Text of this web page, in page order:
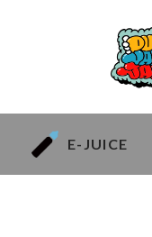
E-JUICE